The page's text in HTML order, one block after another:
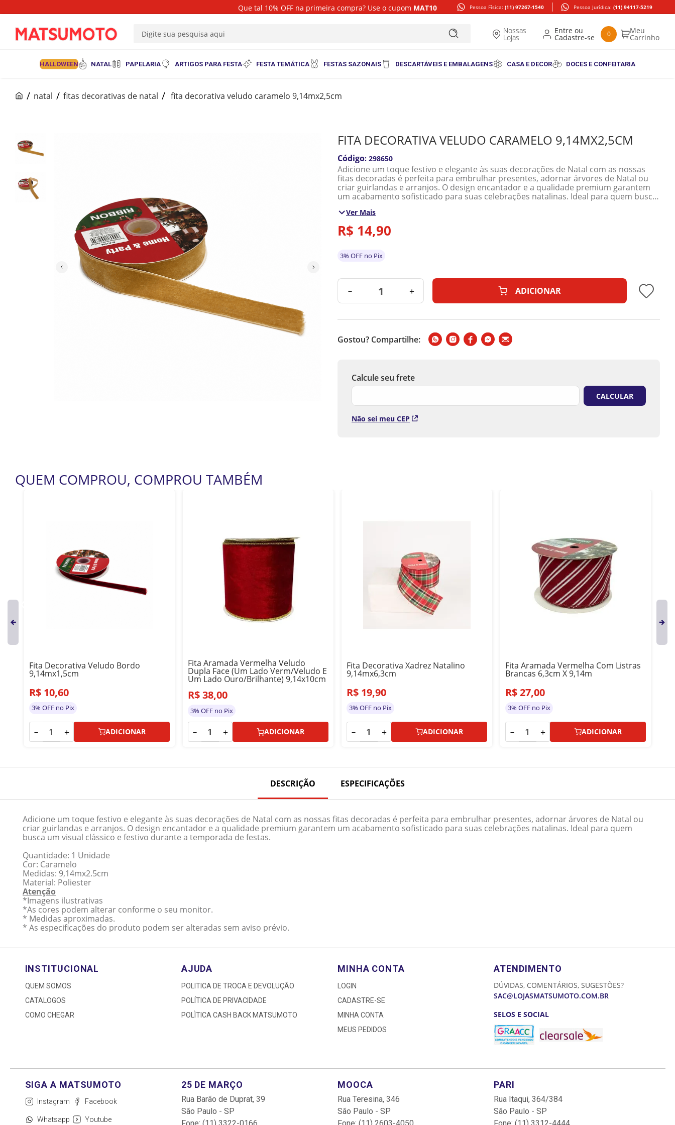
Que tal 10% OFF na primeira compra? Use o cupom MAT10 Pessoa Física: (11) 97267-1540 Pessoa Jurídica: (11) 94117-5219
Nossas
Lojas 0
HALLOWEEN NATAL PAPELARIA ARTIGOS PARA FESTA FESTA TEMÁTICA FESTAS SAZONAIS DESCARTÁVEIS E EMBALAGENS CASA E DECOR DOCES E CONFEITARIA
natal fitas decorativas de natal fita decorativa veludo caramelo 9,14mx2,5cm
FITA DECORATIVA VELUDO CARAMELO 9,14MX2,5CM
: 298650
Adicione um toque festivo e elegante às suas decorações de Natal com as nossas
fitas decoradas é perfeita para embrulhar presentes, adornar árvores de Natal ou
criar guirlandas e arranjos. O design encantador e a qualidade premium garantem
um acabamento sofisticado para suas celebrações natalinas. Ideal para quem busca
Quantidade: 1 Unidade
Cor: Caramelo
Material: Poliester
Atenção
*As cores podem alterar conforme o seu monitor.
* Medidas aproximadas.
* As especificações do produto podem ser alteradas sem aviso prévio.
Ver Mais
R$ 14,90
3% OFF no Pix
－ ＋ ADICIONAR
Gostou? Compartilhe:
Não sei meu CEP
QUEM COMPROU, COMPROU TAMBÉM
Fita Decorativa Veludo Bordo
9,14mx1,5cm
R$ 10,60
3% OFF no Pix
－ ＋ ADICIONAR
Fita Aramada Vermelha Veludo
Dupla Face (Um Lado Verm/Veludo E
Um Lado Ouro/Brilhante) 9,14x10cm
R$38,00
3% OFF no Pix
－ ＋ ADICIONAR
Fita Decorativa Xadrez Natalino
9,14mx6,3cm
R$ 19,90
3% OFF no Pix
－ ＋ ADICIONAR
Fita Aramada Vermelha Com Listras
Brancas 6,3cm X 9,14m
R$27,00
3% OFF no Pix
－ ＋ ADICIONAR
DESCRIÇÃO ESPECIFICAÇÕES
Adicione um toque festivo e elegante às suas decorações de Natal com as nossas fitas decoradas é perfeita para embrulhar presentes, adornar árvores de Natal ou
criar guirlandas e arranjos. O design encantador e a qualidade premium garantem um acabamento sofisticado para suas celebrações natalinas. Ideal para quem
busca um visual clássico e festivo durante a temporada de festas.
Quantidade: 1 Unidade
Cor: Caramelo
Medidas: 9,14mx2.5cm
Material: Poliester
Atenção
*Imagens ilustrativas
*As cores podem alterar conforme o seu monitor.
* Medidas aproximadas.
* As especificações do produto podem ser alteradas sem aviso prévio.
INSTITUCIONAL
QUEM SOMOS
CATALOGOS
COMO CHEGAR
AJUDA
POLITICA DE TROCA E DEVOLUÇÃO
POLÍTICA DE PRIVACIDADE
POLÌTICA CASH BACK MATSUMOTO
MINHA CONTA
LOGIN
CADASTRE-SE
MINHA CONTA
MEUS PEDIDOS
ATENDIMENTO
DÚVIDAS, COMENTÁRIOS, SUGESTÕES?
SAC@LOJASMATSUMOTO.COM.BR
SELOS E SOCIAL
Instagram Facebook
Whatsapp Youtube
25 DE MARÇO
Rua Barão de Duprat, 39
São Paulo - SP
MOOCA
Rua Teresina, 346
São Paulo - SP
PARI
Rua Itaqui, 364/384
São Paulo - SP